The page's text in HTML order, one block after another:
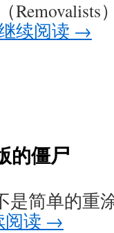
（
续阅读 →
的僵尸
是简单的重
阅读 →